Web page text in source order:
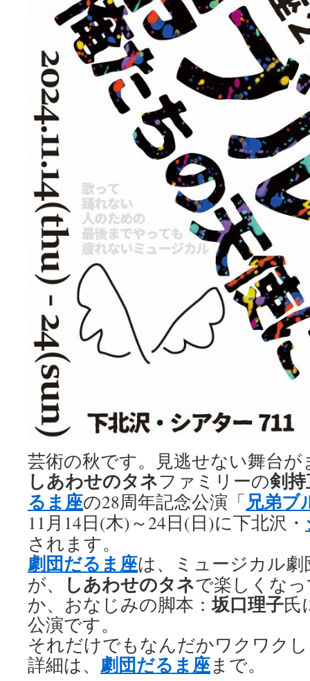
芸術の秋です。見逃せない舞台
しあわせのタネファミリーの剣
るま座の28周年記念公演「兄弟ブ
11月14日(木)～24日(日)に下北沢・
されます。
劇団だるま座は、ミュージカル
が、
しあわせのタネで楽しくな
か、おなじみの脚本：坂口理子氏
公演です。
それだけでもなんだかワクワク
詳細は、 劇団だるま座まで。